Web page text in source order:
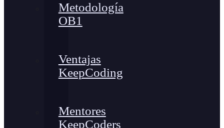
Metodología
OB1
Ventajas
KeepCoding
Mentores
KeepCoders